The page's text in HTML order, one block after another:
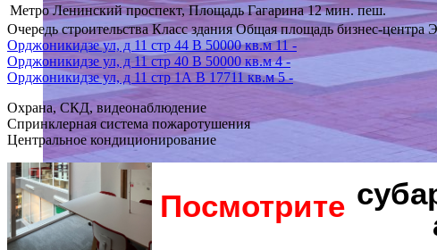
Метро Ленинский проспект, Площадь Гагарина 12 мин. пеш.
Очередь строительства Класс здания Общая площадь бизнес-центра
Орджоникидзе ул, д 11 стр 44 B 50000 кв.м 11 -
Орджоникидзе ул, д 11 стр 40 B 50000 кв.м 4 -
Орджоникидзе ул, д 11 стр 1А B 17711 кв.м 5 -
Охрана, СКД, видеонаблюдение
Спринклерная система пожаротушения
Центральное кондиционирование
Посмотрите